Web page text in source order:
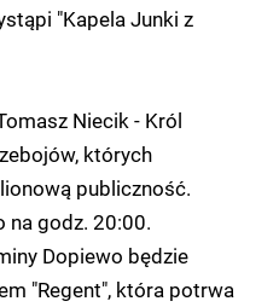
"Kapela Junki z
Niecik - Król
których
publiczność.
na godz. 20:00.
Dopiewo będzie
"Regent", która potrwa